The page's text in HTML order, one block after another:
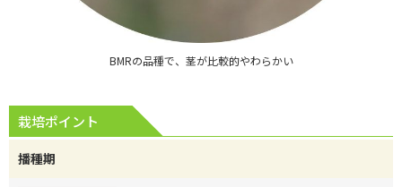
BMRの品種で、 茎が比較的やわらかい
栽培ポイント
播種期